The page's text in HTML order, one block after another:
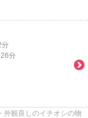
分
26分
観良しのイチオシの物